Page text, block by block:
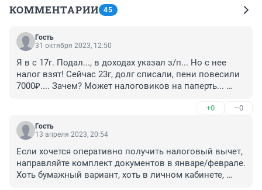
КОММЕНТАРИИ 45
Гость
31 октября 2023, 12:50
Я в с 17г. Подал..., в доходах указал з/п... Но с нее
налог взят! Сейчас 23г, долг списали, пени повесили
7000₽.... Зачем? Может налоговиков на паперть...
+0 –0
Гость
13 апреля 2023, 20:54
Если хочется оперативно получить налоговый вычет,
направляйте комплект документов в январе/феврале.
Хоть бумажный вариант, хоть в личном кабинете,